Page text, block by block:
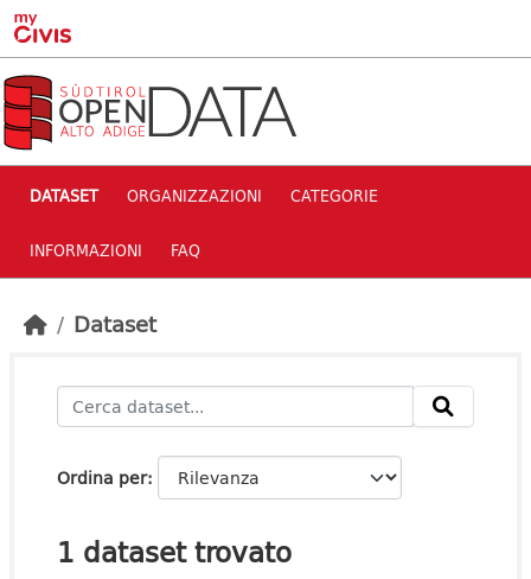
Skip to main content
DATASET ORGANIZZAZIONI CATEGORIE
INFORMAZIONI FAQ
Dataset
Ordina per
1 dataset trovato